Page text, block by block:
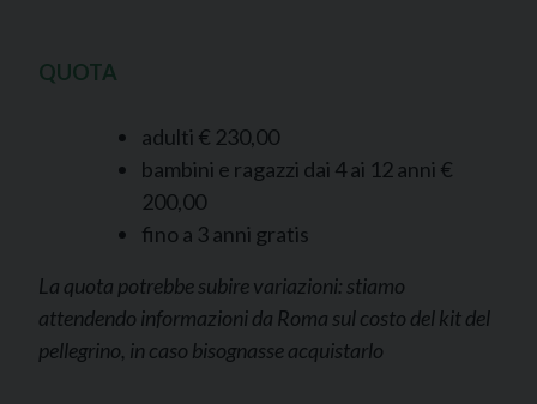
QUOTA
adulti € 230,00
bambini e ragazzi dai 4 ai 12 anni €
200,00
fino a 3 anni gratis
La quota potrebbe subire variazioni: stiamo
attendendo informazioni da Roma sul costo del kit del
pellegrino, in caso bisognasse acquistarlo